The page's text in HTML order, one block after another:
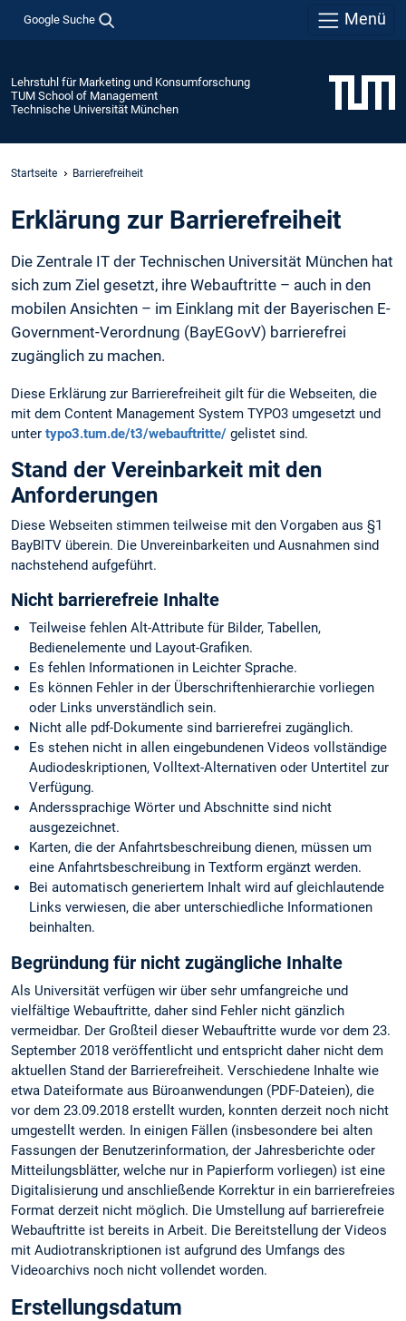
Google Suche Menü
Lehrstuhl für Marketing und Konsumforschung
TUM School of Management
Technische Universität München
Startseite Barrierefreiheit
Erklärung zur Barrierefreiheit
Die Zentrale IT der Technischen Universität München hat
sich zum Ziel gesetzt, ihre Webauftritte – auch in den
mobilen Ansichten – im Einklang mit der Bayerischen E-
Government-Verordnung (BayEGovV) barrierefrei
zugänglich zu machen.
Diese Erklärung zur Barrierefreiheit gilt für die Webseiten, die
mit dem Content Management System TYPO3 umgesetzt und
unter typo3.tum.de/t3/webauftritte/ gelistet sind.
Stand der Vereinbarkeit mit den
Anforderungen
Diese Webseiten stimmen teilweise mit den Vorgaben aus §1
BayBITV überein. Die Unvereinbarkeiten und Ausnahmen sind
nachstehend aufgeführt.
Nicht barrierefreie Inhalte
Teilweise fehlen Alt-Attribute für Bilder, Tabellen,
Bedienelemente und Layout-Grafiken.
Es fehlen Informationen in Leichter Sprache.
Es können Fehler in der Überschriftenhierarchie vorliegen
oder Links unverständlich sein.
Nicht alle pdf-Dokumente sind barrierefrei zugänglich.
Es stehen nicht in allen eingebundenen Videos vollständige
Audiodeskriptionen, Volltext-Alternativen oder Untertitel zur
Verfügung.
Anderssprachige Wörter und Abschnitte sind nicht
ausgezeichnet.
Karten, die der Anfahrtsbeschreibung dienen, müssen um
eine Anfahrtsbeschreibung in Textform ergänzt werden.
Bei automatisch generiertem Inhalt wird auf gleichlautende
Links verwiesen, die aber unterschiedliche Informationen
beinhalten.
Begründung für nicht zugängliche Inhalte
Als Universität verfügen wir über sehr umfangreiche und
vielfältige Webauftritte, daher sind Fehler nicht gänzlich
vermeidbar. Der Großteil dieser Webauftritte wurde vor dem 23.
September 2018 veröffentlicht und entspricht daher nicht dem
aktuellen Stand der Barrierefreiheit. Verschiedene Inhalte wie
etwa Dateiformate aus Büroanwendungen (PDF-Dateien), die
vor dem 23.09.2018 erstellt wurden, konnten derzeit noch nicht
umgestellt werden. In einigen Fällen (insbesondere bei alten
Fassungen der Benutzerinformation, der Jahresberichte oder
Mitteilungsblätter, welche nur in Papierform vorliegen) ist eine
Digitalisierung und anschließende Korrektur in ein barrierefreies
Format derzeit nicht möglich. Die Umstellung auf barrierefreie
Webauftritte ist bereits in Arbeit. Die Bereitstellung der Videos
mit Audiotranskriptionen ist aufgrund des Umfangs des
Videoarchivs noch nicht vollendet worden.
Erstellungsdatum